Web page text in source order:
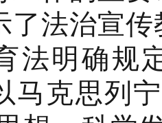
了法治宣
法明确规
马克思列